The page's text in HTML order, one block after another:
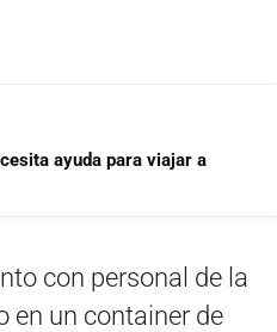
ayuda para viajar a
con personal de la
en un container de